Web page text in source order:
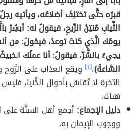
قبرُه حتَّى تختلِفَ أضلاعُه، ويأتيه
الثِّيابِ مُنتِنُ الرِّيحِ، فيقولُ له: أبشِرْ
يومُك الَّذي كنتَ توعدُ، فيقولُ: من
يجيءُ بالشَّرِّ، فيقولُ: أنا عملُك
السَّاعةَ)،[١٤] ويقع العذاب على الرُّوح
الآخرة لا تُقاسُ بأحوال الدُّنيا،
هناك.
دليل الإجماع: أجمع أهل السنَّة على
ووجوب الإيمان به.